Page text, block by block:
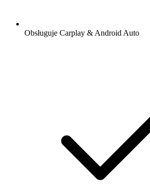
Obsługuje Carplay & Android Auto